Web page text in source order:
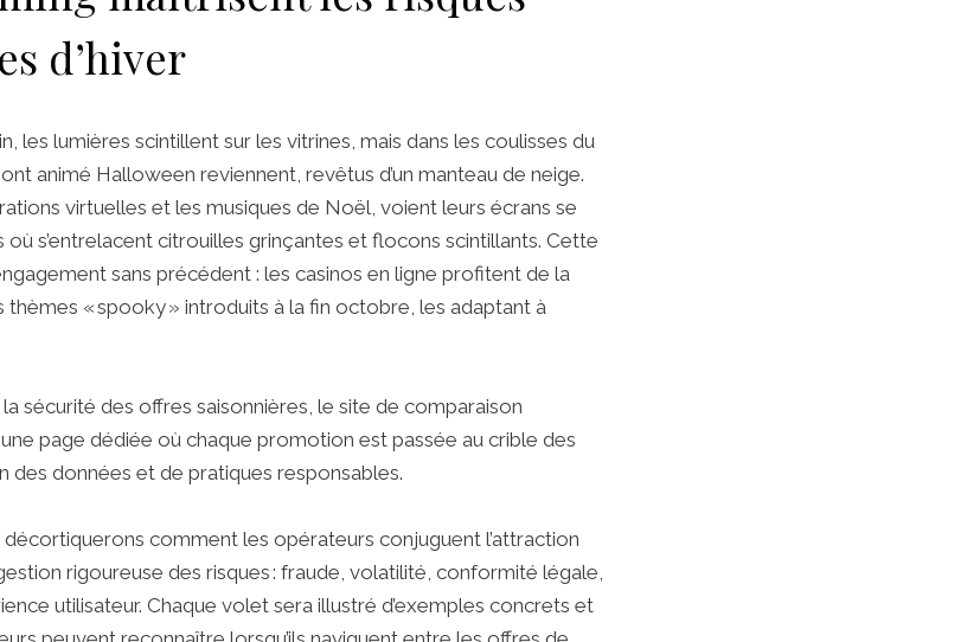
d’hiver
les lumières scintillent sur les vitrines, mais dans les coulisses du
animé Halloween reviennent, revêtus d’un manteau de neige.
virtuelles et les musiques de Noël, voient leurs écrans se
s’entrelacent citrouilles grinçantes et flocons scintillants. Cette
sans précédent : les casinos en ligne profitent de la
« spooky » introduits à la fin octobre, les adaptant à
sécurité des offres saisonnières, le site de comparaison
page dédiée où chaque promotion est passée au crible des
données et de pratiques responsables.
comment les opérateurs conjuguent l’attraction
rigoureuse des risques : fraude, volatilité, conformité légale,
utilisateur. Chaque volet sera illustré d’exemples concrets et